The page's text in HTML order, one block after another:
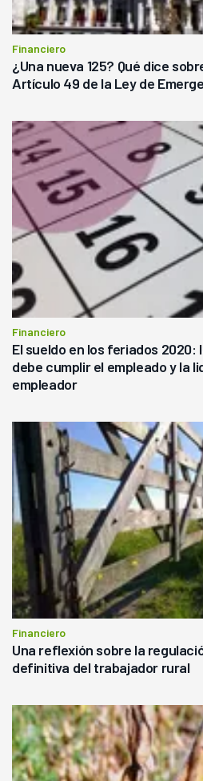
Financiero
¿Una nueva 125? Qué dice
Artículo 49 de la Ley de
Financiero
El sueldo en los feriados 2020:
debe cumplir el empleado y la
empleador
Financiero
Una reflexión sobre la
definitiva del trabajador rural